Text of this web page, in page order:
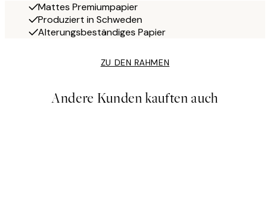
Mattes Premiumpapier
Produziert in Schweden
Alterungsbeständiges Papier
ZU DEN RAHMEN
Andere Kunden kauften auch